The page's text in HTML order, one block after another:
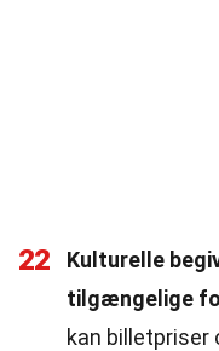
22
Kulturelle
tilgængelige
kan billetpriser